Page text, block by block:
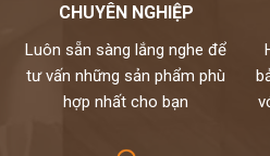
CHUYÊN NGHIỆP
Luôn sẵn sàng lắng nghe để
tư vấn những sản phẩm phù
hợp nhất cho bạn